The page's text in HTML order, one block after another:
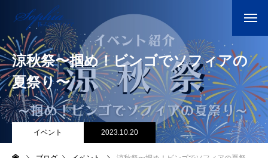
涼秋祭〜掴め！ビンゴでソフィアの
夏祭り〜
イベント 2023.10.20